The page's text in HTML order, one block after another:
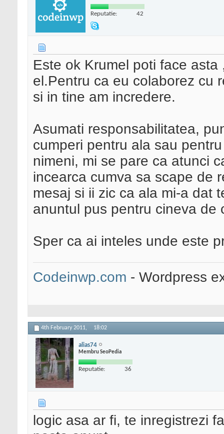
Reputatie: 42
Este ok Krumel poti face
el.Pentru ca eu colaborez cu
si in tine am incredere.
Asumati responsabilitatea,
cumperi pentru ala sau
nimeni, mi se pare ca atunci
incearca cumva sa scape de
mesaj si ii zic ca ala mi-a dat
anuntul pus pentru cineva de
Sper ca ai inteles unde este
Codeinwp.com - Wordpress
4th February 2011, 18:02
alias74
Membru SeoPedia
Reputatie: 36
logic asa ar fi, te inregistrezi